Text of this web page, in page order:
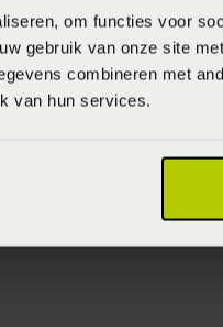
om functies voor
gebruik van onze site
combineren met
van hun services.